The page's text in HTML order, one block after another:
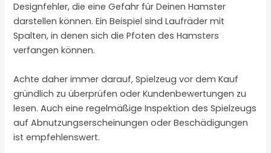
Designfehler, die eine Gefahr für Deinen Hamster
darstellen können. Ein Beispiel sind Laufräder mit
Spalten, in denen sich die Pfoten des Hamsters
verfangen können.
Achte daher immer darauf, Spielzeug vor dem Kauf
gründlich zu überprüfen oder Kundenbewertungen zu
lesen. Auch eine regelmäßige Inspektion des Spielzeugs
auf Abnutzungserscheinungen oder Beschädigungen
ist empfehlenswert.